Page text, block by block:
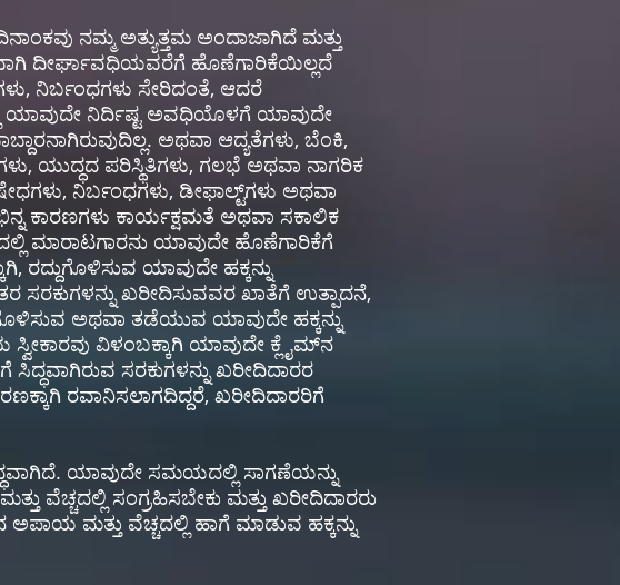
ನಮ್ಮ ಅತ್ಯುತ್ತಮ ಅಂದಾಜಾಗಿದೆ ಮತ್ತು
ದೀರ್ಘಾವಧಿಯವರೆಗೆ ಹೊಣೆಗಾರಿಕೆಯಿಲ್ಲದೆ
ನಿರ್ಬಂಧಗಳು ಸೇರಿದಂತೆ, ಆದರೆ
ಯಾವುದೇ ನಿರ್ದಿಷ್ಟ ಅವಧಿಯೊಳಗೆ ಯಾವುದೇ
ಅಥವಾ ಆದ್ಯತೆಗಳು, ಬೆಂಕಿ,
ಯುದ್ಧದ ಪರಿಸ್ಥಿತಿಗಳು, ಗಲಭೆ ಅಥವಾ ನಾಗರಿಕ
ನಿರ್ಬಂಧಗಳು, ಡೀಫಾಲ್ಟ್‌ಗಳು ಅಥವಾ
ಕಾರಣಗಳು ಕಾರ್ಯಕ್ಷಮತೆ ಅಥವಾ ಸಕಾಲಿಕ
ಮಾರಾಟಗಾರನು ಯಾವುದೇ ಹೊಣೆಗಾರಿಕೆಗೆ
ರದ್ದುಗೊಳಿಸುವ ಯಾವುದೇ ಹಕ್ಕನ್ನು
ಸರಕುಗಳನ್ನು ಖರೀದಿಸುವವರ ಖಾತೆಗೆ ಉತ್ಪಾದನೆ,
ಅಥವಾ ತಡೆಯುವ ಯಾವುದೇ ಹಕ್ಕನ್ನು
ವಿಳಂಬಕ್ಕಾಗಿ ಯಾವುದೇ ಕ್ಲೈಮ್‌ನ
ಸರಕುಗಳನ್ನು ಖರೀದಿದಾರರ
ರವಾನಿಸಲಾಗದಿದ್ದರೆ, ಖರೀದಿದಾರರಿಗೆ
ಯಾವುದೇ ಸಮಯದಲ್ಲಿ ಸಾಗಣೆಯನ್ನು
ವೆಚ್ಚದಲ್ಲಿ ಸಂಗ್ರಹಿಸಬೇಕು ಮತ್ತು ಖರೀದಿದಾರರು
ಮತ್ತು ವೆಚ್ಚದಲ್ಲಿ ಹಾಗೆ ಮಾಡುವ ಹಕ್ಕನ್ನು